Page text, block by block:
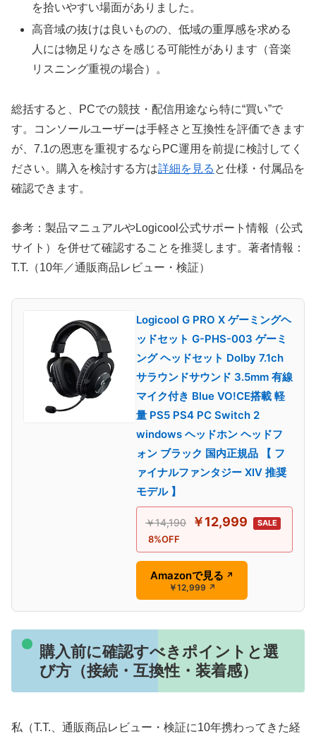
を拾いやすい場面がありました。
高音域の抜けは良いものの、低域の重厚感を求める
人には物足りなさを感じる可能性があります（音楽
リスニング重視の場合）。
総括すると、PCでの競技・配信用途なら特に“買い”で
す。コンソールユーザーは手軽さと互換性を評価できます
が、7.1の恩恵を重視するならPC運用を前提に検討してく
ださい。購入を検討する方は詳細を見る と仕様・付属品を
確認できます。
参考：製品マニュアルやLogicool公式サポート情報（公式
サイト）を併せて確認することを推奨します。著者情報：
T.T.（10年／通販商品レビュー・検証）
Logicool G PRO X ゲーミングヘ
ッドセット G-PHS-003 ゲーミ
ング ヘッドセット Dolby 7.1ch
サラウンドサウンド 3.5mm 有線
マイク付き Blue VO!CE搭載 軽
量 PS5 PS4 PC Switch 2
windows ヘッドホン ヘッドフ
ォン ブラック 国内正規品 【 フ
ァイナルファンタジー XIV 推奨
モデル 】
￥14,190 ￥12,999 SALE
8%OFF
Amazonで見る ↗
￥12,999 ↗
購入前に確認すべきポイントと選
び方（接続・互換性・装着感）
私（T.T.、通販商品レビュー・検証に10年携わってきた経